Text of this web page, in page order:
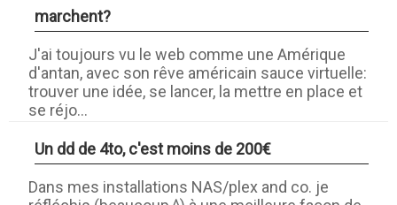
marchent?
J'ai toujours vu le web comme une Amérique
d'antan, avec son rêve américain sauce virtuelle:
trouver une idée, se lancer, la mettre en place et
se réjo...
Un dd de 4to, c'est moins de 200€
Dans mes installations NAS/plex and co. je